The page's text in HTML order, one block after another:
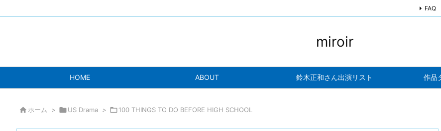
miroir
HOME ABOUT 鈴木正和さん出演リスト 作品
FAQ
 ホーム > US Drama > 100 THINGS TO DO BEFORE HIGH SCHOOL